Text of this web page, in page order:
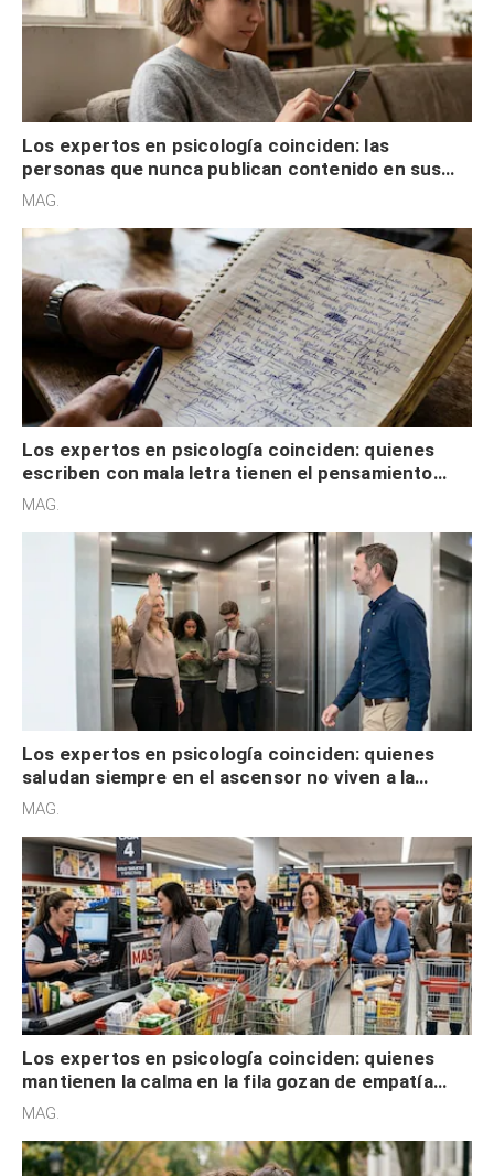
Los expertos en psicología coinciden: las
personas que nunca publican contenido en sus
redes sociales no pretenden buscar validación
MAG.
Los expertos en psicología coinciden: quienes
escriben con mala letra tienen el pensamiento
acelerado y no lo hacen por desinterés
MAG.
Los expertos en psicología coinciden: quienes
saludan siempre en el ascensor no viven a la
defensiva y tienen apertura social
MAG.
Los expertos en psicología coinciden: quienes
mantienen la calma en la fila gozan de empatía
cognitiva, gratitud y no solo tienen autocontrol
MAG.